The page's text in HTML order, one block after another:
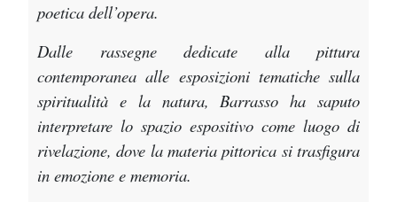
poetica dell’opera.
Dalle rassegne dedicate alla pittura
contemporanea alle esposizioni tematiche sulla
spiritualità e la natura, Barrasso ha saputo
interpretare lo spazio espositivo come luogo di
rivelazione, dove la materia pittorica si trasfigura
in emozione e memoria.